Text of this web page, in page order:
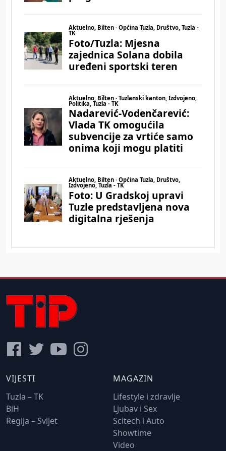
VIJESTI
Tuzla – TK
BiH
Regija – Svijet
MAGAZIN
Lifestyle i zdravlje
Ljubav i Sex
Scitech i Auto
Showtime
Video